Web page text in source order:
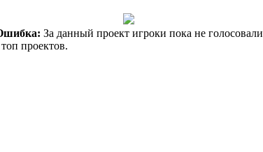
За данный проект игроки пока не голосовали
проектов.